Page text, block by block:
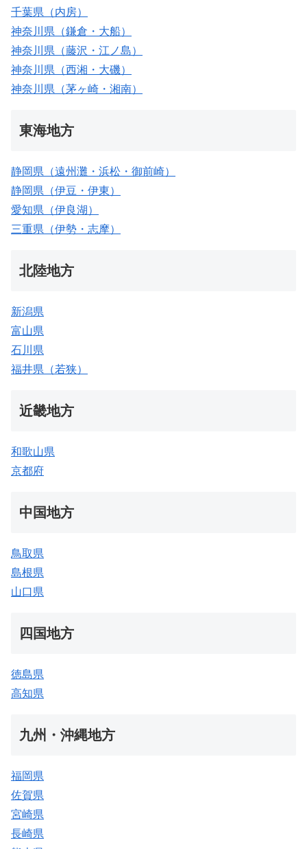
千葉県（内房）
神奈川県（鎌倉・大船）
神奈川県（藤沢・江ノ島）
神奈川県（西湘・大磯）
神奈川県（茅ヶ崎・湘南）
東海地方
静岡県（遠州灘・浜松・御前崎）
静岡県（伊豆・伊東）
愛知県（伊良湖）
三重県（伊勢・志摩）
北陸地方
新潟県
富山県
石川県
福井県（若狭）
近畿地方
和歌山県
京都府
中国地方
鳥取県
島根県
山口県
四国地方
徳島県
高知県
九州・沖縄地方
福岡県
佐賀県
宮崎県
長崎県